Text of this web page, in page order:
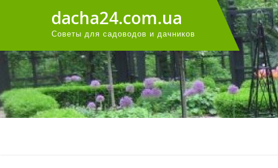
содержанию
dacha24.com.ua
Советы для садоводов и дачников